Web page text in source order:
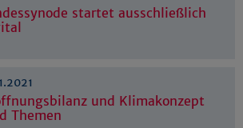
startet ausschließlich
und Klimakonzept
Themen